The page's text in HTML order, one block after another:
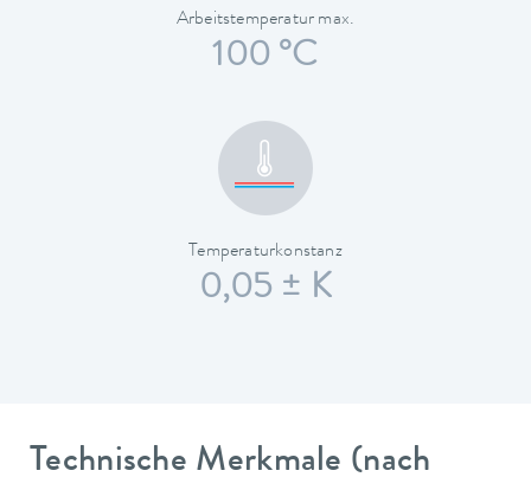
Arbeitstemperatur max.
100 °C
Temperaturkonstanz
0,05 ± K
Technische Merkmale (nach